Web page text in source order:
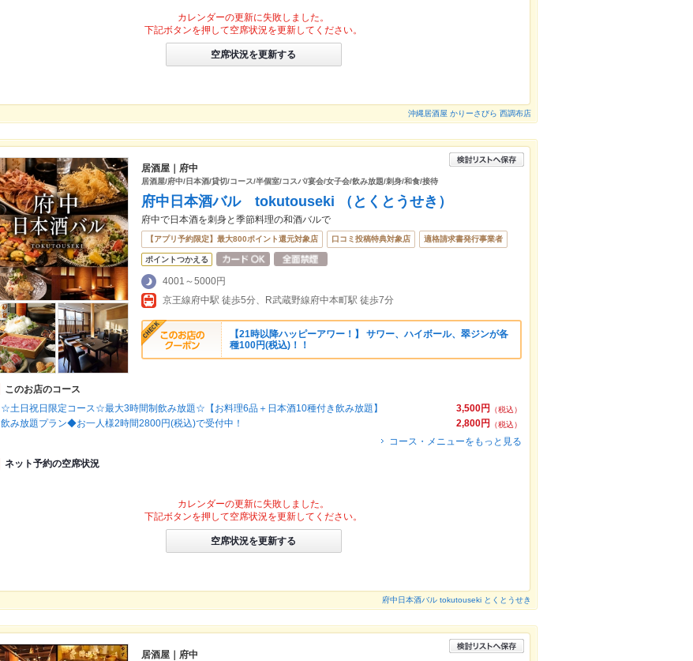
カレンダーの更新に失敗しました。
下記ボタンを押して空席状況を更新してください。
空席状況を更新する
沖縄居酒屋 かりーさびら 西調布店
居酒屋｜府中
居酒屋/府中/日本酒/貸切/コース/半個室/コスパ/宴会/女子会/飲み放題/刺身/和食/接待
府中日本酒バル tokutouseki （とくとうせき）
府中で日本酒を刺身と季節料理の和酒バルで
【アプリ予約限定】最大800ポイント還元対象店 口コミ投稿特典対象店 適格請求書発行事業者
ポイントつかえる
4001～5000円
京王線府中駅 徒歩5分、R武蔵野線府中本町駅 徒歩7分
【21時以降ハッピーアワー！】 サワー、ハイボール、翠ジンが各
種100円(税込)！！
このお店のコース
3,500円
（税込）
☆土日祝日限定コース☆最大3時間制飲み放題☆【お料理6品＋日本酒10種付き飲み放題】
2,800円
（税込）
飲み放題プラン◆お一人様2時間2800円(税込)で受付中！
コース・メニューをもっと見る
ネット予約の空席状況
カレンダーの更新に失敗しました。
下記ボタンを押して空席状況を更新してください。
空席状況を更新する
府中日本酒バル tokutouseki とくとうせき
居酒屋｜府中